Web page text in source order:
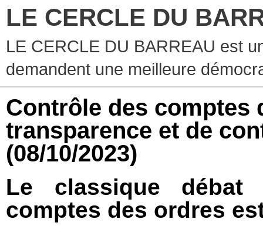
LE CERCLE DU
LE CERCLE DU BARREAU est
demandent une meilleure
Contrôle des comptes
transparence et de
(08/10/2023)
Le classique
comptes des ordres